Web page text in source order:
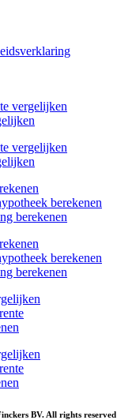
vergelijken
vergelijken
berekenen
berekenen
berekenen
berekenen
BV. All rights reserved